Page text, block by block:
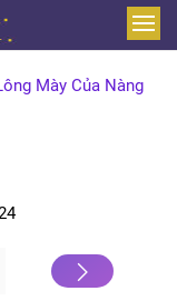
Mày Của Nàng